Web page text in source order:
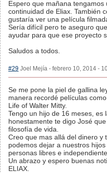
Espero que mañana
continuidad de Eliax. También
gustaría ver una película
Sería difícil pero te aseguro
ayudar para que ese proyecto
Saludos a todos.
#29 Joel Mejía - febrero 10, 2014 -
Se me pone la piel de gallina
manera recordé películas
Life of Walter Mitty.
Tengo un hijo de 16 meses, es
honestamente te digo José
filosofía de vida.
Creo que mas allá del dinero y
podemos dejar a nuestros
personas libres e
Un abrazo y espero buenas
ELIAX.